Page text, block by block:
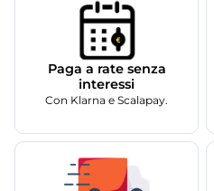
Paga a rate senza
interessi
Con Klarna e Scalapay.